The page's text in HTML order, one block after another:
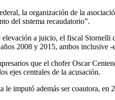
la organización de la
del sistema recaudatorio”.
a juicio, el fiscal Stornelli
2008 y 2015, ambos inclusive
que el chofer Oscar
ejes centrales de la acusación.
le imputó además ser coautora,